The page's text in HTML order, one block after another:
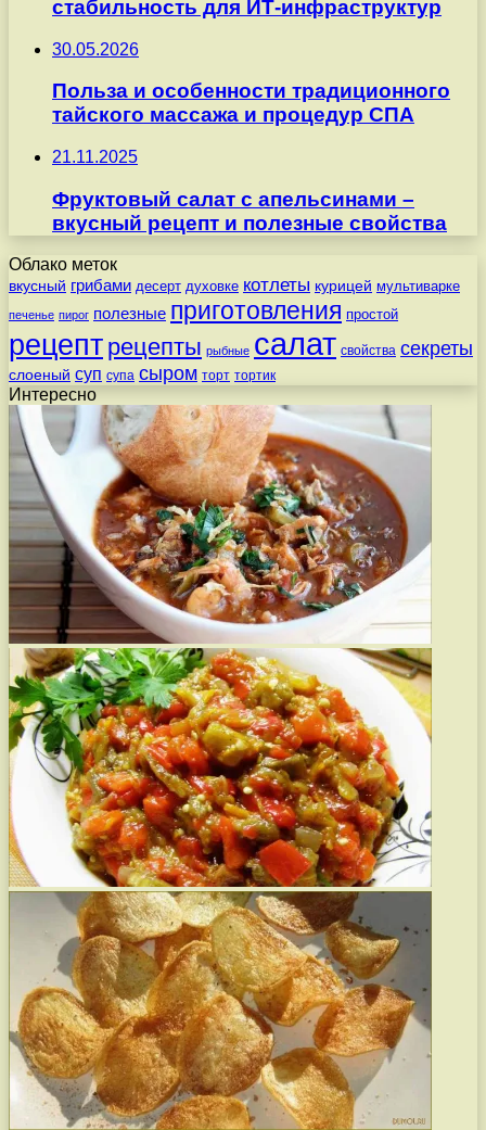
стабильность для ИТ-инфраструктур
30.05.2026
Польза и особенности традиционного
тайского массажа и процедур СПА
21.11.2025
Фруктовый салат с апельсинами –
вкусный рецепт и полезные свойства
Облако меток
вкусный грибами десерт духовке котлеты курицей мультиварке
печенье пирог полезные приготовления простой
рецепт рецепты рыбные салат свойства секреты
слоеный суп супа сыром торт тортик
Интересно